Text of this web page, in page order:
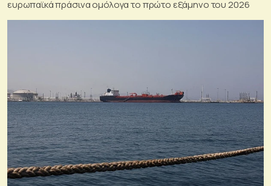
ευρωπαϊκά πράσινα ομόλογα το πρώτο εξάμηνο του 2026